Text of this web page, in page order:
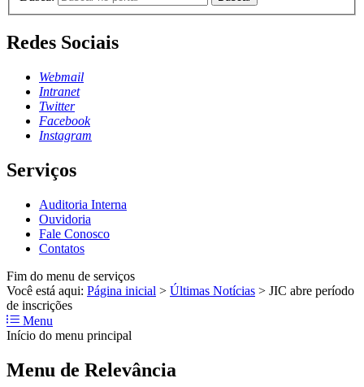
Redes Sociais
Webmail
Intranet
Twitter
Facebook
Instagram
Serviços
Auditoria Interna
Ouvidoria
Fale Conosco
Contatos
Fim do menu de serviços
Você está aqui: Página inicial > Últimas Notícias > JIC abre período
de inscrições
Menu
Início do menu principal
Menu de Relevância